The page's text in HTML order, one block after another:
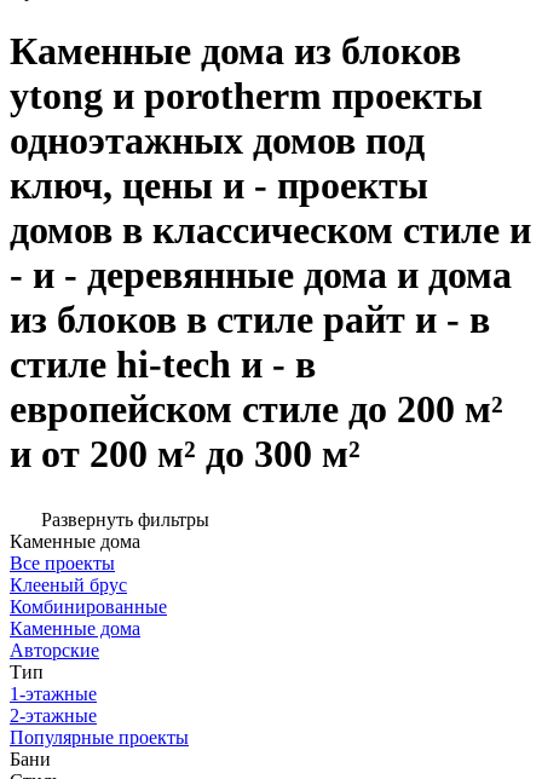
Каменные дома из блоков
ytong и porotherm проекты
одноэтажных домов под
ключ, цены и - проекты
домов в классическом стиле и
- и - деревянные дома и дома
из блоков в стиле райт и - в
стиле hi-tech и - в
европейском стиле до 200 м²
и от 200 м² до 300 м²
Развернуть фильтры
Каменные дома
Все проекты
Клееный брус
Комбинированные
Каменные дома
Авторские
Тип
1-этажные
2-этажные
Популярные проекты
Бани